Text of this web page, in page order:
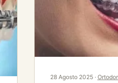
28 Agosto 2025 ·